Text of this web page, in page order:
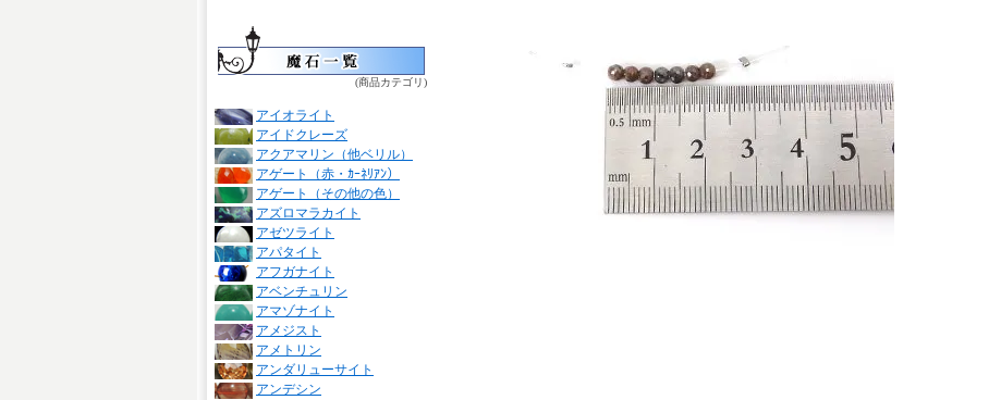
(商品カテゴリ)
アイオライト
アイドクレーズ
アクアマリン（他ベリル）
アゲート（赤・ｶｰﾈﾘｱﾝ）
アゲート（その他の色）
アズロマラカイト
アゼツライト
アパタイト
アフガナイト
アベンチュリン
アマゾナイト
アメジスト
アメトリン
アンダリューサイト
アンデシン